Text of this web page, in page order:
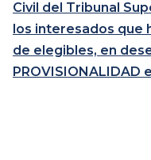
Civil del Tribunal
los interesados que
de elegibles, en
PROVISIONALIDAD